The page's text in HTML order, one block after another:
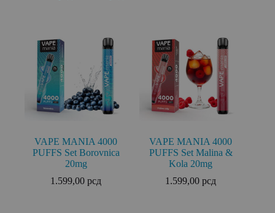
VAPE MANIA 4000
PUFFS Set Borovnica
20mg
1.599,00рсд
VAPE MANIA 4000
PUFFS Set Malina &
Kola 20mg
1.599,00рсд